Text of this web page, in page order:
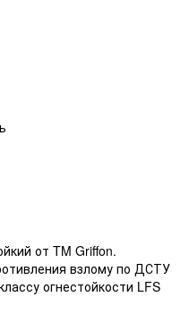
от TM Griffon.
взлому по ДСТУ
огнестойкости LFS